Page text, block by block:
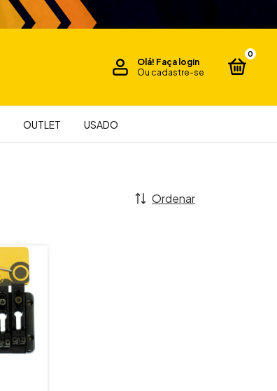
Olá! Faça login
Ou cadastre-se
0
OUTLET USADO
Ordenar